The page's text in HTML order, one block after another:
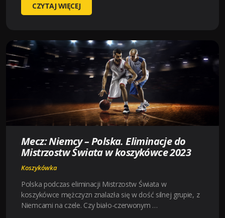
MIĘDZYNARODOWY
WYŚCIG
“SOLIDARNOŚCI”
I
OLIMPIJCZYKÓW
CZYTAJ WIĘCEJ
Mecz: Niemcy – Polska. Eliminacje do
Mistrzostw Świata w koszykówce 2023
Koszykówka
Polska podczas eliminacji Mistrzostw Świata w
koszykówce mężczyzn znalazła się w dość silnej grupie, z
Niemcami na czele. Czy biało-czerwonym …